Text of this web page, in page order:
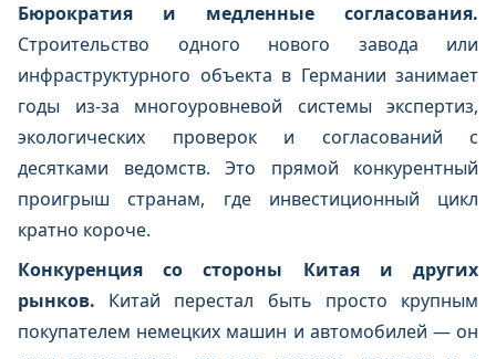
Бюрократия и медленные согласования.
Строительство одного нового завода или
инфраструктурного объекта в Германии занимает
годы из-за многоуровневой системы экспертиз,
экологических проверок и согласований с
десятками ведомств. Это прямой конкурентный
проигрыш странам, где инвестиционный цикл
кратно короче.
Конкуренция со стороны Китая и других
рынков. Китай перестал быть просто крупным
покупателем немецких машин и автомобилей — он